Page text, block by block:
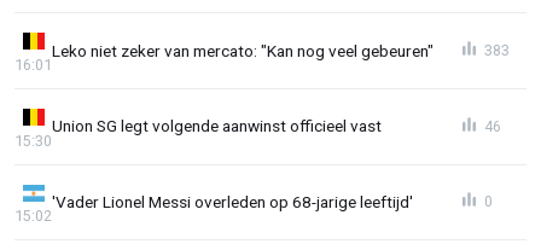
Leko niet zeker van mercato: "Kan nog veel gebeuren"
16:01
383
Union SG legt volgende aanwinst officieel vast
15:30
46
'Vader Lionel Messi overleden op 68-jarige leeftijd'
15:02
0